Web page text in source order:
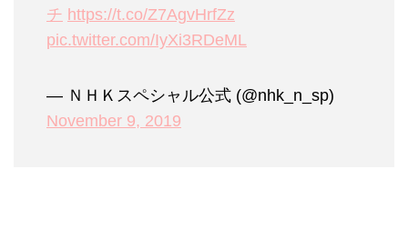
チ https://t.co/Z7AgvHrfZz
pic.twitter.com/IyXi3RDeML
— ＮＨＫスペシャル公式 (@nhk_n_sp)
November 9, 2019